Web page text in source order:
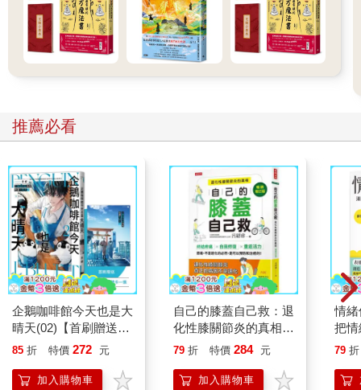
人對長度、寬度和高度這三種維度相當熟悉，因此，會覺得若是
有第四個維度存在的話，那就應該和長寬高這三個維度一樣明
顯。
但維度並不是線條，它是一種與其他所有測量事物完全不同的方
法。也就是說，要測量一個實體的第四維度，我們只需要去測量
但除了長寬高之外，還有其他量度一物件的方法嗎？我的生命可
以用時間來衡量，無須動用到長寬高這三個維度；瞬間物體這樣
特定的時間。所以，我們可以不使用長寬高來量度它的壽命，時
間絕對是量度物件的第四種方式。
一個物體的維度愈多，就愈實在，也會變得愈有真實感。一條僅
存在於一個維度中的直線，在增加維度後，就會有了形狀、質量
和實質。
時間這個第四維度會帶來什麼新特質，使其遠遠超越體感，就像
體感優於面、面優於線那樣？
時間是經驗改變的媒介，因為所有的改變都需要時間。新的特質
就是可變性（changeability）。
觀察一下，如果我們把一物體一分為二，它的橫切面就是一個
面；把面一分為二，就會得到一條線；把線一分為二，就得到一
面又只是實體的橫切面，按照這樣的邏輯，實體也只是四維物體
推薦必看
企鵝咖啡館今天也是大
晴天(02)【首刷贈送
「謹賀新年」收藏卡】
85 折 特價 272 元
加入購物車
自己的膝蓋自己救：退
化性膝關節炎的真相
【暢銷增訂版】
79 折 特價 284 元
加入購物車
情
把
誰
79 折